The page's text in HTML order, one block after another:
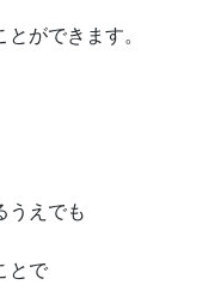
ができます。
うえでも
とで